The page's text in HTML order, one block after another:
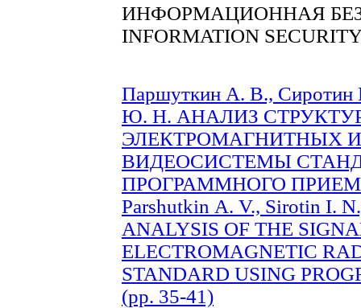
ИНФОРМАЦИОННАЯ
INFORMATION
Паршуткин А. В.,
Ю. Н. АНАЛИЗ
ЭЛЕКТРОМАГНИТНЫХ
ВИДЕОСИСТЕМЫ
ПРОГРАММНОГО
Parshutkin А. V., Sirotin I.
ANALYSIS OF THE
ELECTROMAGNETIC
STANDARD USING
(pp. 35-41)